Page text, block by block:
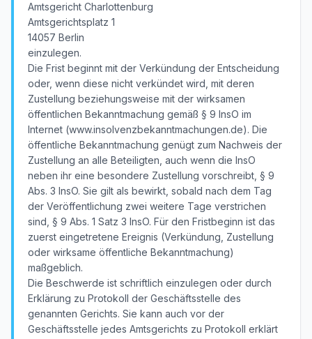
Amtsgericht Charlottenburg
Amtsgerichtsplatz 1
14057 Berlin
einzulegen.
Die Frist beginnt mit der Verkündung der Entscheidung
oder, wenn diese nicht verkündet wird, mit deren
Zustellung beziehungsweise mit der wirksamen
öffentlichen Bekanntmachung gemäß § 9 InsO im
Internet (www.insolvenzbekanntmachungen.de). Die
öffentliche Bekanntmachung genügt zum Nachweis der
Zustellung an alle Beteiligten, auch wenn die InsO
neben ihr eine besondere Zustellung vorschreibt, § 9
Abs. 3 InsO. Sie gilt als bewirkt, sobald nach dem Tag
der Veröffentlichung zwei weitere Tage verstrichen
sind, § 9 Abs. 1 Satz 3 InsO. Für den Fristbeginn ist das
zuerst eingetretene Ereignis (Verkündung, Zustellung
oder wirksame öffentliche Bekanntmachung)
maßgeblich.
Die Beschwerde ist schriftlich einzulegen oder durch
Erklärung zu Protokoll der Geschäftsstelle des
genannten Gerichts. Sie kann auch vor der
Geschäftsstelle jedes Amtsgerichts zu Protokoll erklärt